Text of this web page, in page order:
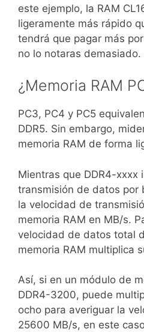
este ejemplo, la RAM
ligeramente más rápido
tendrá que pagar más
no lo notaras demasiado.
¿Memoria RAM
PC3, PC4 y PC5
DDR5. Sin embargo,
memoria RAM de forma
Mientras que DDR4-xxxx
transmisión de datos por
la velocidad de
memoria RAM en MB/s.
velocidad de datos total
memoria RAM multiplica
Así, si en un módulo de
DDR4-3200, puede
ocho para averiguar la
25600 MB/s, en este